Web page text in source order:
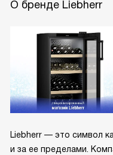
О бренде Liebherr
Liebherr — это символ
и за ее пределами.